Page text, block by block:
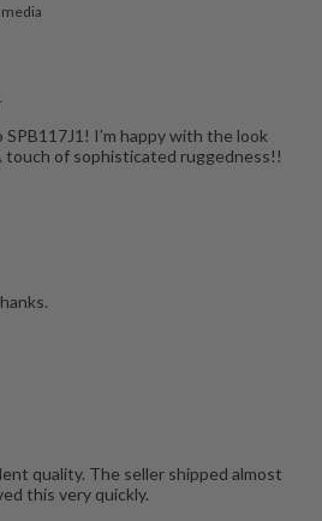
I’m happy with the look
touch of sophisticated ruggedness!!
quality. The seller shipped almost
this very quickly.